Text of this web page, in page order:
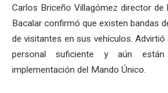
Carlos Briceño Villagómez director de
Bacalar confirmó que existen bandas
de visitantes en sus vehículos.
personal suficiente y aún
implementación del Mando Único.